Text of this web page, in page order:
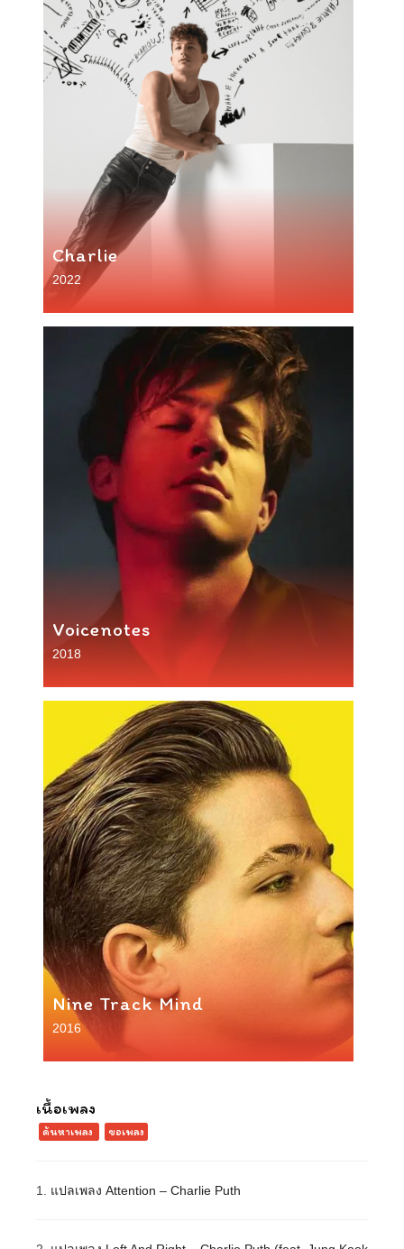
Charlie
2022
Voicenotes
2018
Nine Track Mind
2016
เนื้อเพลง
ค้นหาเพลง ขอเพลง
1. แปลเพลง Attention – Charlie Puth